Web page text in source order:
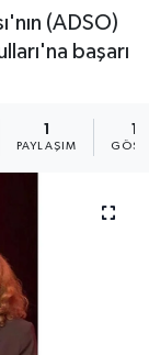
(ADSO)
başarı
1
PAYLAŞIM